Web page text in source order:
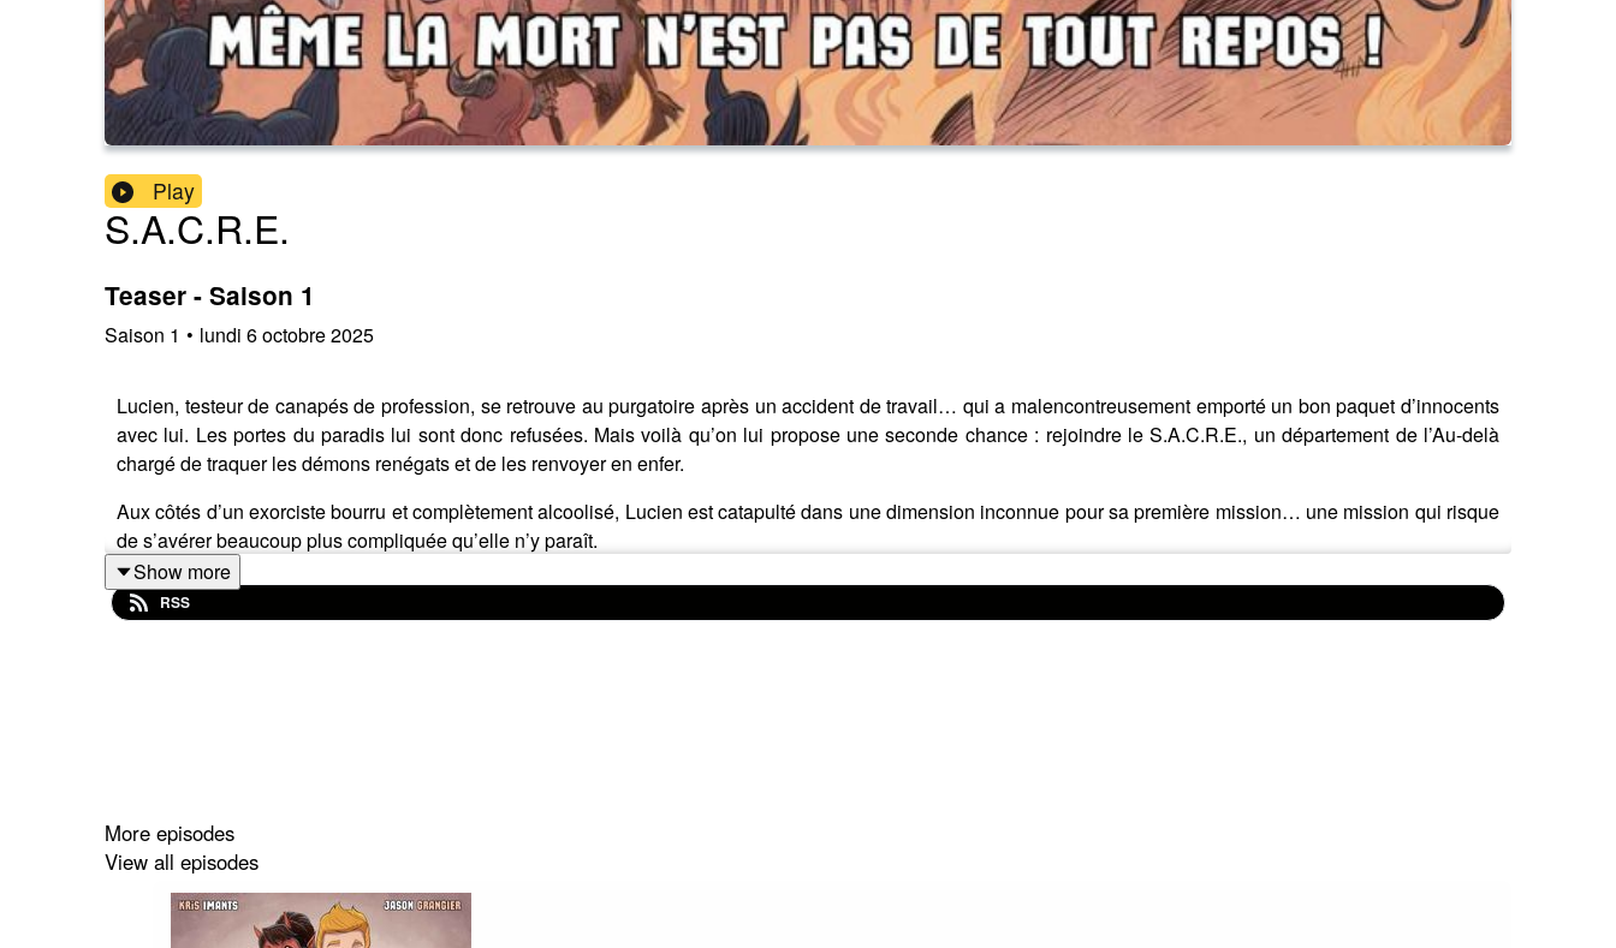
Play
S.A.C.R.E.
Teaser - Saison 1
Saison 1 • lundi 6 octobre 2025
Lucien, testeur de canapés de profession, se retrouve au purgatoire après un accident de travail… qui a malencontreusement emporté un bon paquet d’innocents
avec lui. Les portes du paradis lui sont donc refusées. Mais voilà qu’on lui propose une seconde chance : rejoindre le S.A.C.R.E., un département de l’Au-delà
chargé de traquer les démons renégats et de les renvoyer en enfer.
Aux côtés d’un exorciste bourru et complètement alcoolisé, Lucien est catapulté dans une dimension inconnue pour sa première mission… une mission qui risque
de s’avérer beaucoup plus compliquée qu’elle n’y paraît.
Show more
RSS
More episodes
View all episodes